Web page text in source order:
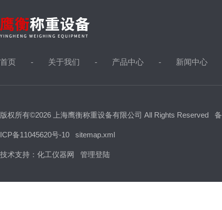
首页 关于我们 产品中心 新闻中心
版权所有©2026 上海鹰衡称重设备有限公司 All Rights Reserved
ICP备11045620号-10 sitemap.xml
技术支持： 化工仪器网 管理登陆